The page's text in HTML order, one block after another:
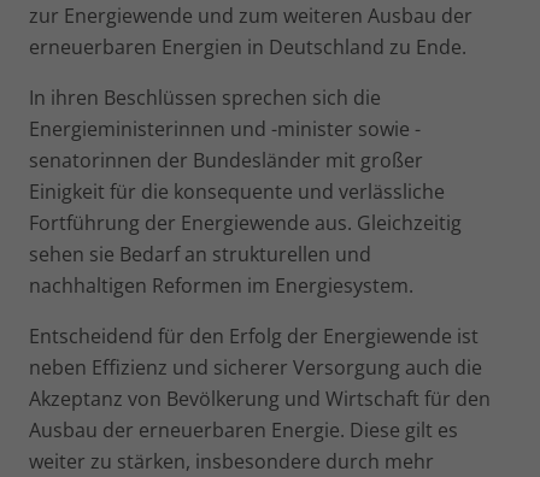
zur Energiewende und zum weiteren Ausbau der
erneuerbaren Energien in Deutschland zu Ende.
In ihren Beschlüssen sprechen sich die
Energieministerinnen und -minister sowie -
senatorinnen der Bundesländer mit großer
Einigkeit für die konsequente und verlässliche
Fortführung der Energiewende aus. Gleichzeitig
sehen sie Bedarf an strukturellen und
nachhaltigen Reformen im Energiesystem.
Entscheidend für den Erfolg der Energiewende ist
neben Effizienz und sicherer Versorgung auch die
Akzeptanz von Bevölkerung und Wirtschaft für den
Ausbau der erneuerbaren Energie. Diese gilt es
weiter zu stärken, insbesondere durch mehr